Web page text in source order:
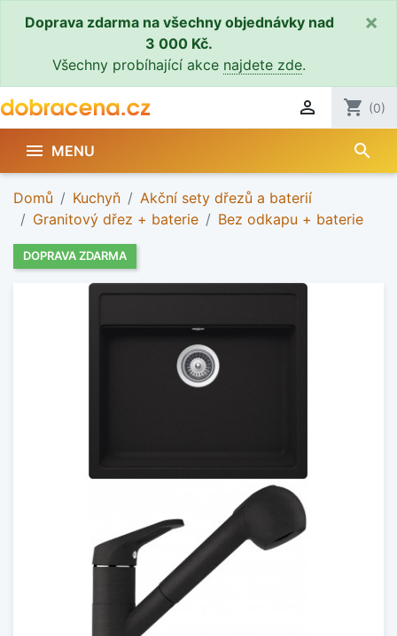
Doprava zdarma na všechny objednávky nad
3 000 Kč.
Všechny probíhající akce najdete zde.
×
 shopping_cart (0)
 MENU search
Domů Kuchyň
Akční sety dřezů a baterií
Granitový dřez + baterie
Bez odkapu + baterie
DOPRAVA ZDARMA